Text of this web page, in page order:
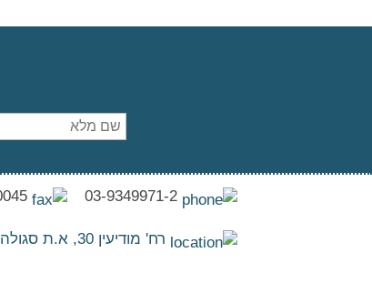
03-9349971-2
03-9300045
רח' מודיעין 30, א.ת סגולה, פ"ת 4927176